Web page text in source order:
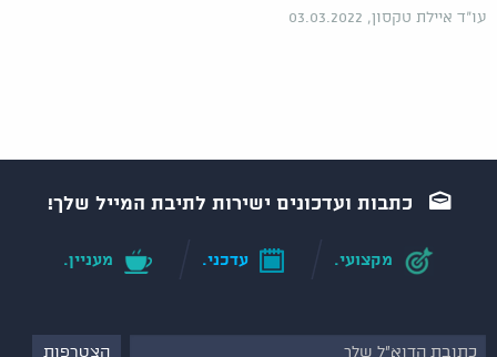
עו"ד איילת טקסון, 03.03.2022
כתבות ועדכונים ישירות לתיבת המייל שלך!
מקצועי. עדכני. מעניין.